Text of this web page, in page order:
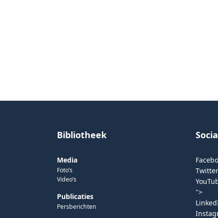
Bibliotheek
Media
Foto’s
Video’s
Publicaties
Persberichten
">